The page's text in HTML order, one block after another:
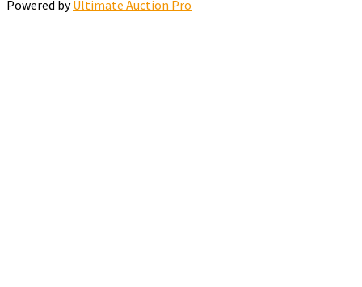
Powered byUltimate Auction Pro